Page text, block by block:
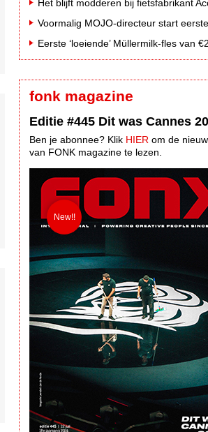
fonk magazine
Editie #445 Dit was Cannes
Ben je abonnee? Klik HIER om de
van FONK magazine te lezen.